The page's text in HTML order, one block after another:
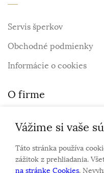
Servis šperkov
Obchodné podmienky
Informácie o cookies
O firme
Personalizovaný šperk
Kontakt
Vážime si vaše
Táto stránka používa
zážitok z prehliadania.
na stránke Cookies.